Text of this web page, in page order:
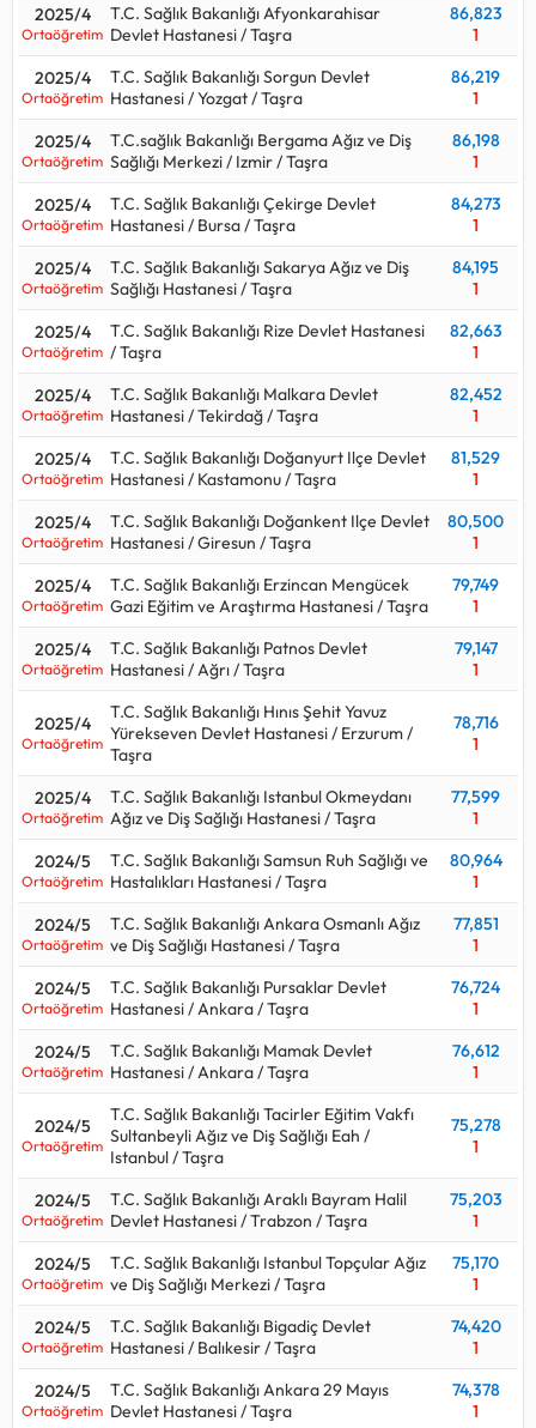
2025/4
Ortaöğretim
T.C. Sağlık Bakanlığı Afyonkarahisar
Devlet Hastanesi / Taşra
86,823
1
2025/4
Ortaöğretim
T.C. Sağlık Bakanlığı Sorgun Devlet
Hastanesi / Yozgat / Taşra
86,219
1
2025/4
Ortaöğretim
T.C.sağlık Bakanlığı Bergama Ağız ve Diş
Sağlığı Merkezi / Izmir / Taşra
86,198
1
2025/4
Ortaöğretim
T.C. Sağlık Bakanlığı Çekirge Devlet
Hastanesi / Bursa / Taşra
84,273
1
2025/4
Ortaöğretim
T.C. Sağlık Bakanlığı Sakarya Ağız ve Diş
Sağlığı Hastanesi / Taşra
84,195
1
2025/4
Ortaöğretim
T.C. Sağlık Bakanlığı Rize Devlet Hastanesi
/ Taşra
82,663
1
2025/4
Ortaöğretim
T.C. Sağlık Bakanlığı Malkara Devlet
Hastanesi / Tekirdağ / Taşra
82,452
1
2025/4
Ortaöğretim
T.C. Sağlık Bakanlığı Doğanyurt Ilçe Devlet
Hastanesi / Kastamonu / Taşra
81,529
1
2025/4
Ortaöğretim
T.C. Sağlık Bakanlığı Doğankent Ilçe Devlet
Hastanesi / Giresun / Taşra
80,500
1
2025/4
Ortaöğretim
T.C. Sağlık Bakanlığı Erzincan Mengücek
Gazi Eğitim ve Araştırma Hastanesi / Taşra
79,749
1
2025/4
Ortaöğretim
T.C. Sağlık Bakanlığı Patnos Devlet
Hastanesi / Ağrı / Taşra
79,147
1
2025/4
Ortaöğretim
T.C. Sağlık Bakanlığı Hınıs Şehit Yavuz
Yürekseven Devlet Hastanesi / Erzurum /
Taşra
78,716
1
2025/4
Ortaöğretim
T.C. Sağlık Bakanlığı Istanbul Okmeydanı
Ağız ve Diş Sağlığı Hastanesi / Taşra
77,599
1
2024/5
Ortaöğretim
T.C. Sağlık Bakanlığı Samsun Ruh Sağlığı ve
Hastalıkları Hastanesi / Taşra
80,964
1
2024/5
Ortaöğretim
T.C. Sağlık Bakanlığı Ankara Osmanlı Ağız
ve Diş Sağlığı Hastanesi / Taşra
77,851
1
2024/5
Ortaöğretim
T.C. Sağlık Bakanlığı Pursaklar Devlet
Hastanesi / Ankara / Taşra
76,724
1
2024/5
Ortaöğretim
T.C. Sağlık Bakanlığı Mamak Devlet
Hastanesi / Ankara / Taşra
76,612
1
2024/5
Ortaöğretim
T.C. Sağlık Bakanlığı Tacirler Eğitim Vakfı
Sultanbeyli Ağız ve Diş Sağlığı Eah /
Istanbul / Taşra
75,278
1
2024/5
Ortaöğretim
T.C. Sağlık Bakanlığı Araklı Bayram Halil
Devlet Hastanesi / Trabzon / Taşra
75,203
1
2024/5
Ortaöğretim
T.C. Sağlık Bakanlığı Istanbul Topçular Ağız
ve Diş Sağlığı Merkezi / Taşra
75,170
1
2024/5
Ortaöğretim
T.C. Sağlık Bakanlığı Bigadiç Devlet
Hastanesi / Balıkesir / Taşra
74,420
1
2024/5
Ortaöğretim
T.C. Sağlık Bakanlığı Ankara 29 Mayıs
Devlet Hastanesi / Taşra
74,378
1